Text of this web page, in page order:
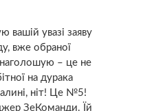
вашій увазі заяву
вже обраної
наголошую – це не
на дурака
ніт! Це №5!
ЗеКоманди. Їй